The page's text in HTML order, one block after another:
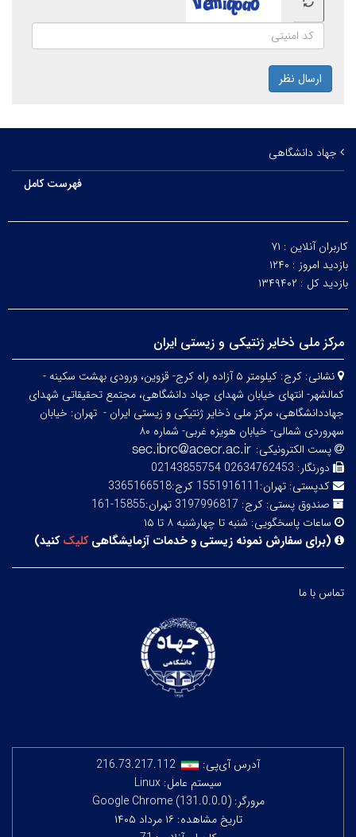
ارسال نظر
جهاد دانشگاهی
فهرست کامل
کاربران آنلاین : ۷۱
بازدید امروز : ۱۲۴۰
بازدید کل : ۱۳۴۹۴۰۲
مرکز ملی ذخایر ژنتیکی و زیستی ایران
نشانی:
کرج: کیلومتر ۵ آزاده راه کرج- قزوین، ورودی بهشت سکینه -
کمالشهر- انتهای خیابان شهدای جهاد دانشگاهی، مجتمع تحقیقاتی شهدای
جهاددانشگاهی، مرکز ملی ذخایر ژنتیکی و زیستی ایران - تهران: خیابان
سهروردی شمالی- خیابان هویزه غربی- شماره ۸۰
پست الکترونیکی:
دورنگار: 02634762453 02143855754
کدپستی: تهران:1551916111 کرج:3365166518
صندوق پستی: کرج: 3197996817 تهران:15855-161
ساعات پاسخگویی: شنبه تا چهارشنبه ۸ تا ۱۵
(برای سفارش نمونه زیستی و خدمات آزمایشگاهیکلیککنید)
تماس با ما
آدرس آی‌پی:
216.73.217.112
سیستم عامل: Linux
مرورگر: Google Chrome (131.0.0.0)
تاریخ مشاهده: ۱۶ مرداد ۱۴۰۵